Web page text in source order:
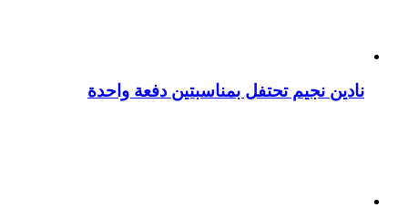
نادين نجيم تحتفل بمناسبتين دفعة واحدة